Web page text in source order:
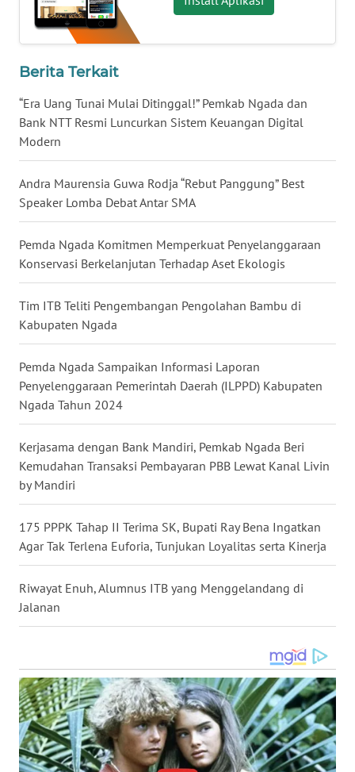
Berita Terkait
“Era Uang Tunai Mulai Ditinggal!” Pemkab Ngada dan
Bank NTT Resmi Luncurkan Sistem Keuangan Digital
Modern
Andra Maurensia Guwa Rodja “Rebut Panggung” Best
Speaker Lomba Debat Antar SMA
Pemda Ngada Komitmen Memperkuat Penyelanggaraan
Konservasi Berkelanjutan Terhadap Aset Ekologis
Tim ITB Teliti Pengembangan Pengolahan Bambu di
Kabupaten Ngada
Pemda Ngada Sampaikan Informasi Laporan
Penyelenggaraan Pemerintah Daerah (ILPPD) Kabupaten
Ngada Tahun 2024
Kerjasama dengan Bank Mandiri, Pemkab Ngada Beri
Kemudahan Transaksi Pembayaran PBB Lewat Kanal Livin
by Mandiri
175 PPPK Tahap II Terima SK, Bupati Ray Bena Ingatkan
Agar Tak Terlena Euforia, Tunjukan Loyalitas serta Kinerja
Riwayat Enuh, Alumnus ITB yang Menggelandang di
Jalanan
NIAS
LANGKAT
WN
TAPANULI
SELATAN
WN
TANJUNG
LESUNG
WN
WN
SIMALUNGUN
WN
LABUHANBATU
TAPANULI
TENGAH
SERDANG
TEBING
TINGGI
WN
KARAWANG
WN